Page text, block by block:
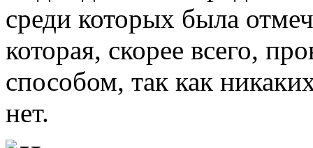
среди которых была
которая, скорее всего,
способом, так как
нет.